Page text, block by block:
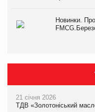
Новинки.
21 січня 2026
ТДВ «Золотоніський